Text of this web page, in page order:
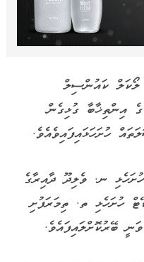
ކައުންސިލް
އިންތިޚާބާ ގުޅިގެން
ހުށަހަޅައިފައިވެއެވެ.
ނ. ވެލިދޫ ދާއިރާގެ
ހުށަހެޅި ތ. ތިމަރަފުށި
ބޭރުކޮށްލައިފައެވެ.